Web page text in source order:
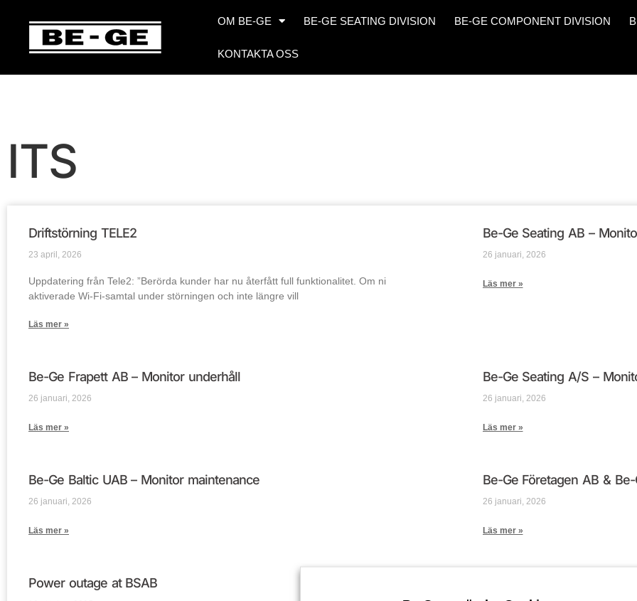
OM BE-GE BE-GE SEATING DIVISION BE-GE COMPONENT DIVISION
KONTAKTA OSS
ITS
Driftstörning TELE2
23 april, 2026
Uppdatering från Tele2: ”Berörda kunder har nu återfått full funktionalitet. Om ni
aktiverade Wi-Fi-samtal under störningen och inte längre vill
Läs mer »
Be-Ge Seating AB –
26 januari, 2026
Läs mer »
Be-Ge Frapett AB – Monitor underhåll
26 januari, 2026
Läs mer »
Be-Ge Seating A/S –
26 januari, 2026
Läs mer »
Be-Ge Baltic UAB – Monitor maintenance
26 januari, 2026
Läs mer »
Be-Ge Företagen AB &
26 januari, 2026
Läs mer »
Power outage at BSAB